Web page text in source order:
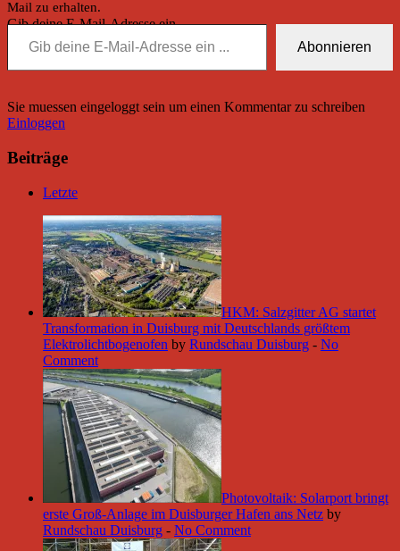
Mail zu erhalten.
Gib deine E-Mail-Adresse ein ...
Abonnieren
Sie muessen eingeloggt sein um einen Kommentar zu schreiben
Einloggen
Beiträge
Letzte
HKM: Salzgitter AG startet
Transformation in Duisburg mit Deutschlands größtem
Elektrolichtbogenofen by Rundschau Duisburg - No
Comment
Photovoltaik: Solarport bringt
erste Groß-Anlage im Duisburger Hafen ans Netz by
Rundschau Duisburg - No Comment